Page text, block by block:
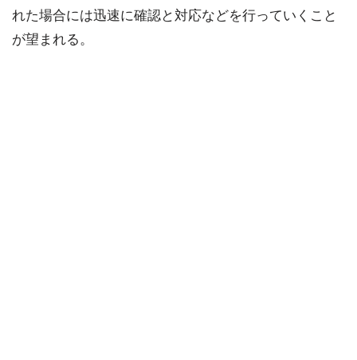
れた場合には迅速に確認と対応などを行っていくこと
が望まれる。